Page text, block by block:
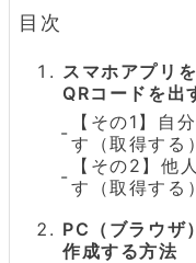
目次
スマホアプリ
QRコードを出
【その1】自
す（取得する
【その2】他
す（取得する
PC（ブラウザ
作成する方法